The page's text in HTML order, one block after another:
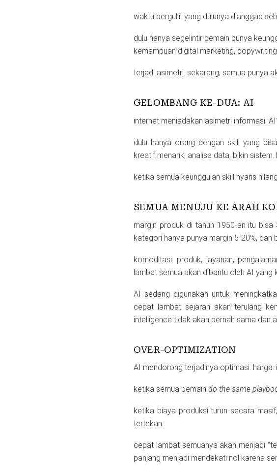
waktu bergulir. yang dulunya dianggap
dulu hanya segelintir pemain punya
kemampuan digital marketing,
terjadi asimetri. sekarang, semua punya
GELOMBANG KE-DUA: AI
internet meniadakan asimetri informasi.
dulu hanya orang dengan skill yang
kreatif menarik, analisa data, bikin
ketika semua keunggulan skill nyaris
SEMUA MENUJU KE ARAH
margin produk di tahun 1950-an itu
kategori hanya punya margin 5-20%, dan
komoditasi. produk, layanan,
lambat semua akan dibantu oleh AI yang
AI sedang digunakan untuk
cepat lambat sejarah akan terulang
intelligence tidak akan pernah sama dan
OVER-OPTIMIZATION
AI mendorong terjadinya optimasi.
ketika semua pemain do the same
ketika biaya produksi turun secara
tertekan.
cepat lambat semuanya akan menjadi
panjang menjadi mendekati nol karena